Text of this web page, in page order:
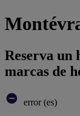
Reserva un
marcas de
error (es)